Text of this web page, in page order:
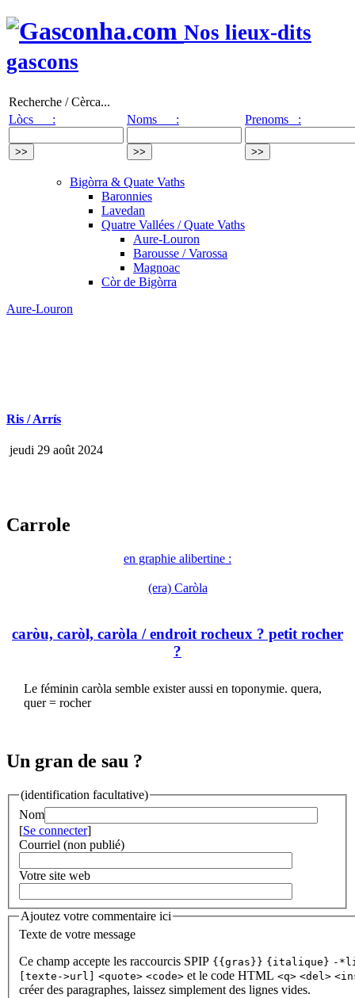
Nos lieux-dits
gascons
Recherche / Cèrca...
Lòcs :
Noms : Prenoms :
Bigòrra & Quate Vaths
Baronnies
Lavedan
Quatre Vallées / Quate Vaths
Aure-Louron
Barousse / Varossa
Magnoac
Còr de Bigòrra
Aure-Louron
Ris / Arrís
jeudi 29 août 2024
Carrole
en graphie alibertine :
(era) Caròla
caròu, caròl, caròla / endroit rocheux ? petit rocher
?
Le féminin caròla semble exister aussi en toponymie. quera,
quer = rocher
Un gran de sau ?
(identification facultative)
Nom
[Se connecter]
Courriel (non publié)
Votre site web
Ajoutez votre commentaire ici
Texte de votre message
Ce champ accepte les raccourcis SPIP {{gras}} {italique} -
[texte->url]
<quote> <code> et le code HTML <q> <del>
créer des paragraphes, laissez simplement des lignes vides.